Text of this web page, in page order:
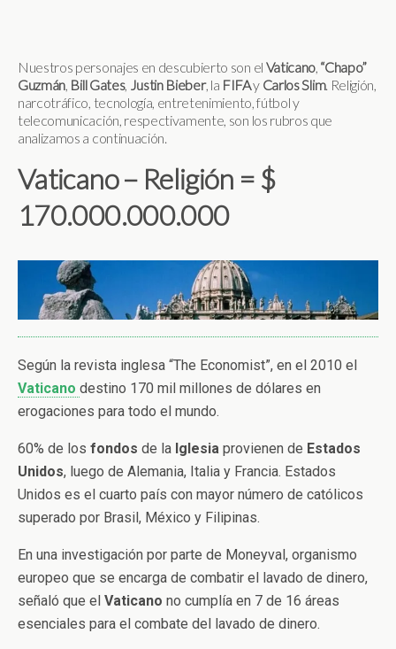
Nuestros personajes en descubierto son el Vaticano, “Chapo”
Guzmán, BillGates, Justin Bieber, la FIFAy Carlos Slim. Religión,
narcotráfico, tecnología, entretenimiento, fútbol y
telecomunicación, respectivamente, son los rubros que
analizamos a continuación.
Vaticano – Religión = $
170.000.000.000
Según la revista inglesa “The Economist”, en el 2010 el
Vaticano destino 170 mil millones de dólares en
erogaciones para todo el mundo.
60% de los fondos de la Iglesia provienen de Estados
Unidos, luego de Alemania, Italia y Francia. Estados
Unidos es el cuarto país con mayor número de católicos
superado por Brasil, México y Filipinas.
En una investigación por parte de Moneyval, organismo
europeo que se encarga de combatir el lavado de dinero,
señaló que el Vaticano no cumplía en 7 de 16 áreas
esenciales para el combate del lavado de dinero.